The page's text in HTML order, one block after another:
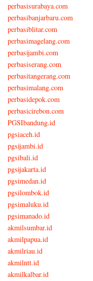
perbasisurabaya.com
perbasibanjarbaru.com
perbasiblitar.com
perbasimagelang.com
perbasijambi.com
perbasiserang.com
perbasitangerang.com
perbasimalang.com
perbasidepok.com
perbasicirebon.com
PGSIbandung.id
pgsiaceh.id
pgsijambi.id
pgsibali.id
pgsijakarta.id
pgsimedan.id
pgsilombok.id
pgsimaluku.id
pgsimanado.id
akmilsumbar.id
akmilpapua.id
akmilriau.id
akmilntt.id
akmilkalbar.id